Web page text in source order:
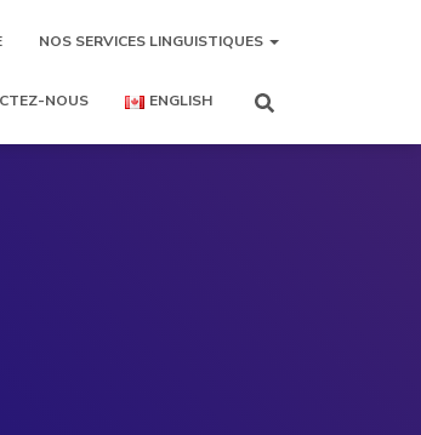
NOS SERVICES LINGUISTIQUES
NOUS ENGLISH